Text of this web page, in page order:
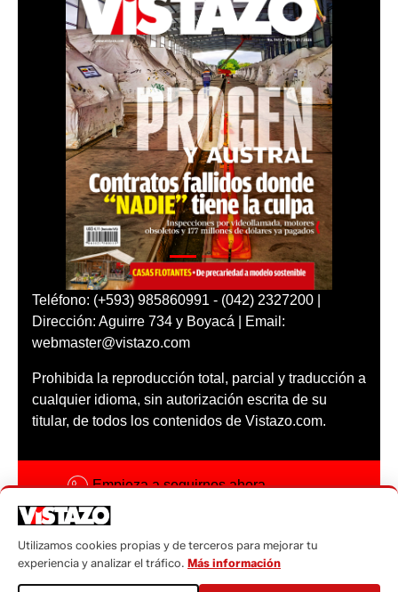
Teléfono: (+593) 985860991 - (042) 2327200 |
Dirección: Aguirre 734 y Boyacá | Email:
webmaster@vistazo.com
Prohibida la reproducción total, parcial y traducción a
cualquier idioma, sin autorización escrita de su
titular, de todos los contenidos de Vistazo.com.
Empieza a seguirnos ahora
Código ética
Sugerencias a:
Utilizamos cookies propias y de terceros para mejorar tu
experiencia y analizar el tráfico. Más información